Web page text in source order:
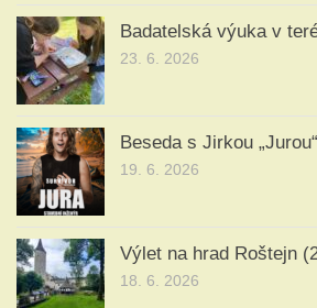
Badatelská výuka v
23. 6. 2026
Beseda s Jirkou
19. 6. 2026
Výlet na hrad Roštejn
18. 6. 2026